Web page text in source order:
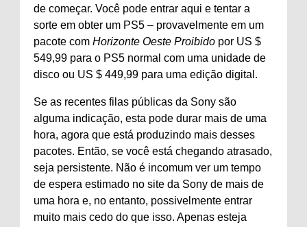
de começar. Você pode entrar aqui e tentar a
sorte em obter um PS5 – provavelmente em um
pacote com Horizonte Oeste Proibido por US $
549,99 para o PS5 normal com uma unidade de
disco ou US $ 449,99 para uma edição digital.
Se as recentes filas públicas da Sony são
alguma indicação, esta pode durar mais de uma
hora, agora que está produzindo mais desses
pacotes. Então, se você está chegando atrasado,
seja persistente. Não é incomum ver um tempo
de espera estimado no site da Sony de mais de
uma hora e, no entanto, possivelmente entrar
muito mais cedo do que isso. Apenas esteja